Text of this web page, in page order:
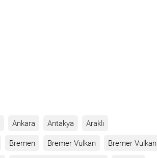
Ankara Antakya Araklı
Bremen Bremer Vulkan Bremer Vulkan